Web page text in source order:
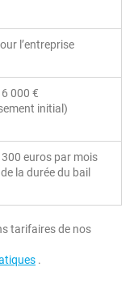
l’entreprise
000 €
initial)
300 euros par mois
la durée du bail
tarifaires de nos
.